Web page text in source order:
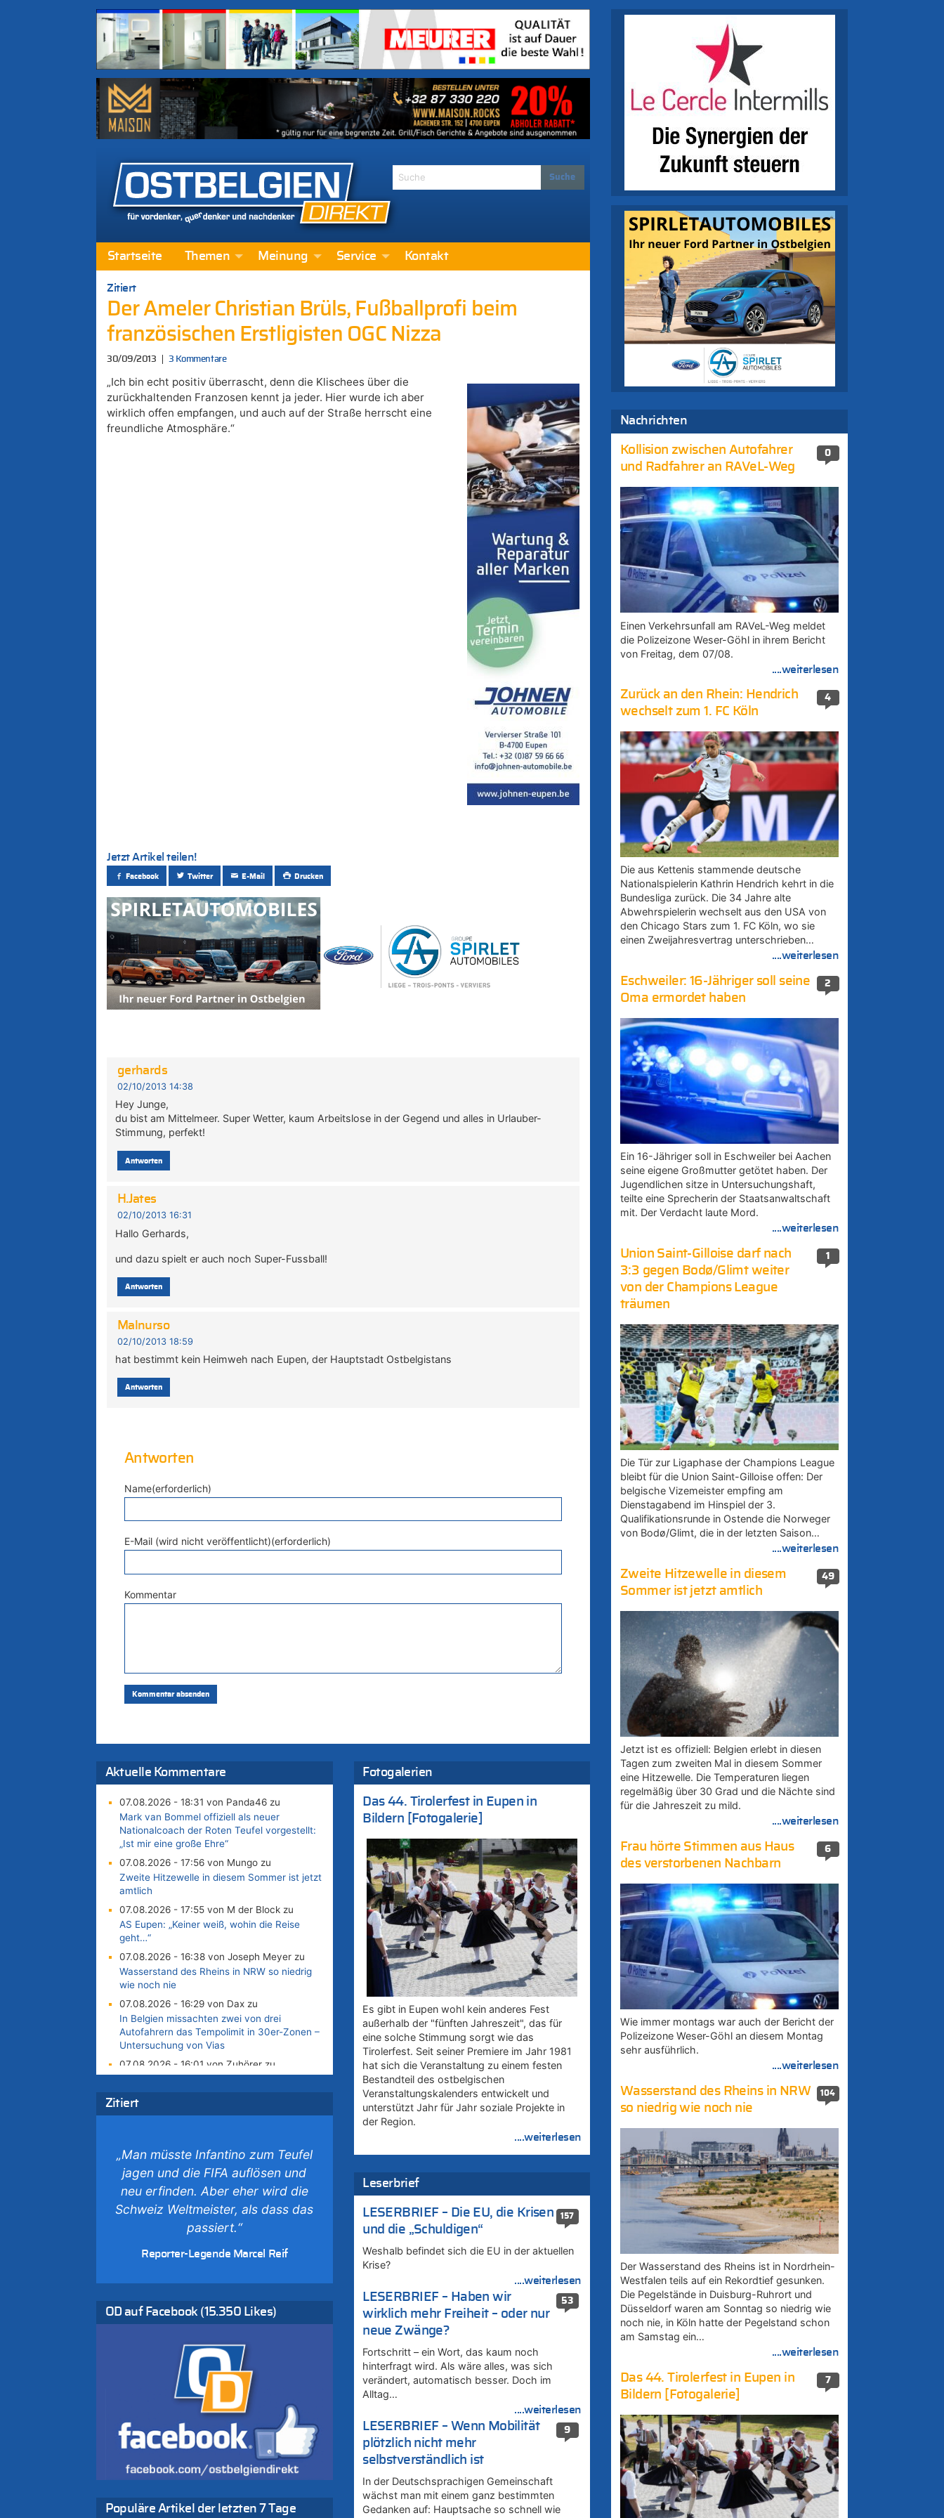
Startseite Themen Meinung Service Kontakt
Zitiert
Der Ameler Christian Brüls, Fußballprofi beim
französischen Erstligisten OGC Nizza
30/09/2013 3 Kommentare
„Ich bin echt positiv überrascht, denn die Klischees über die
zurückhaltenden Franzosen kennt ja jeder. Hier wurde ich aber
wirklich offen empfangen, und auch auf der Straße herrscht eine
freundliche Atmosphäre.“
Jetzt Artikel teilen!
Facebook Twitter E-Mail Drucken
gerhards
02/10/2013 14:38
Hey Junge,
du bist am Mittelmeer. Super Wetter, kaum Arbeitslose in der Gegend und alles in Urlauber-
Stimmung, perfekt!
Antworten
H.Jates
02/10/2013 16:31
Hallo Gerhards,
und dazu spielt er auch noch Super-Fussball!
Antworten
Malnurso
02/10/2013 18:59
hat bestimmt kein Heimweh nach Eupen, der Hauptstadt Ostbelgistans
Antworten
Antworten
Name(erforderlich)
E-Mail (wird nicht veröffentlicht)(erforderlich)
Kommentar
Aktuelle Kommentare
07.08.2026 - 18:31 von Panda46 zu
Mark van Bommel offiziell als neuer
Nationalcoach der Roten Teufel vorgestellt:
„Ist mir eine große Ehre“
07.08.2026 - 17:56 von Mungo zu
Zweite Hitzewelle in diesem Sommer ist jetzt
amtlich
07.08.2026 - 17:55 von M der Block zu
AS Eupen: „Keiner weiß, wohin die Reise
geht…“
07.08.2026 - 16:38 von Joseph Meyer zu
Wasserstand des Rheins in NRW so niedrig
wie noch nie
07.08.2026 - 16:29 von Dax zu
In Belgien missachten zwei von drei
Autofahrern das Tempolimit in 30er-Zonen –
Untersuchung von Vias
07.08.2026 - 16:01 von Zuhörer zu
Autofahrern das Tempolimit in 30er-Zonen –
Untersuchung von Vias
Nationalcoach der Roten Teufel vorgestellt:
„Ist mir eine große Ehre“
07.08.2026 - 15:43 von Hausmeister zu
Wie kam es zur Ceuta-Krise?
07.08.2026 - 15:30 von Soso zu
Aachen ab 11. August wieder Mekka des
Pferdesports – Belgien setzt bei Reit-WM auf
starke Springreiter
Nationalcoach der Roten Teufel vorgestellt:
„Ist mir eine große Ehre“
Kollision zwischen Autofahrer und Radfahrer
an RAVeL-Weg
07.08.2026 - 14:35 von Vorfahrt zu
In Belgien missachten zwei von drei
Autofahrern das Tempolimit in 30er-Zonen –
Untersuchung von Vias
07.08.2026 - 14:33 von Ostbelgien Direkt zu
Offiziell: Van Bommel wird Belgiens
Nationaltrainer
Zurück an den Rhein: Hendrich wechselt
Zitiert
„Man müsste Infantino zum Teufel
jagen und die FIFA auflösen und
neu erfinden. Aber eher wird die
Schweiz Weltmeister, als dass das
passiert.“
Reporter-Legende Marcel Reif
OD auf Facebook (15.350 Likes)
Populäre Artikel der letzten 7 Tage
Fotogalerien
Das 44. Tirolerfest in Eupen in
Bildern [Fotogalerie]
Es gibt in Eupen wohl kein anderes Fest
außerhalb der "fünften Jahreszeit", das für
eine solche Stimmung sorgt wie das
Tirolerfest. Seit seiner Premiere im Jahr 1981
hat sich die Veranstaltung zu einem festen
Bestandteil des ostbelgischen
Veranstaltungskalenders entwickelt und
unterstützt Jahr für Jahr soziale Projekte in
der Region.
....weiterlesen
Leserbrief
157
LESERBRIEF – Die EU, die Krisen
und die „Schuldigen“
Weshalb befindet sich die EU in der aktuellen
Krise?
....weiterlesen
53
LESERBRIEF – Haben wir
wirklich mehr Freiheit – oder nur
neue Zwänge?
Fortschritt – ein Wort, das kaum noch
hinterfragt wird. Als wäre alles, was sich
verändert, automatisch besser. Doch im
Alltag…
....weiterlesen
9
LESERBRIEF – Wenn Mobilität
plötzlich nicht mehr
selbstverständlich ist
In der Deutschsprachigen Gemeinschaft
wächst man mit einem ganz bestimmten
Gedanken auf: Hauptsache so schnell wie
Nachrichten
0
Kollision zwischen Autofahrer
und Radfahrer an RAVeL-Weg
Einen Verkehrsunfall am RAVeL-Weg meldet
die Polizeizone Weser-Göhl in ihrem Bericht
von Freitag, dem 07/08.
....weiterlesen
4
Zurück an den Rhein: Hendrich
wechselt zum 1. FC Köln
Die aus Kettenis stammende deutsche
Nationalspielerin Kathrin Hendrich kehrt in die
Bundesliga zurück. Die 34 Jahre alte
Abwehrspielerin wechselt aus den USA von
den Chicago Stars zum 1. FC Köln, wo sie
einen Zweijahresvertrag unterschrieben…
....weiterlesen
2
Eschweiler: 16-Jähriger soll seine
Oma ermordet haben
Ein 16-Jähriger soll in Eschweiler bei Aachen
seine eigene Großmutter getötet haben. Der
Jugendlichen sitze in Untersuchungshaft,
teilte eine Sprecherin der Staatsanwaltschaft
mit. Der Verdacht laute Mord.
....weiterlesen
1
Union Saint-Gilloise darf nach
3:3 gegen Bodø/Glimt weiter
von der Champions League
träumen
Die Tür zur Ligaphase der Champions League
bleibt für die Union Saint-Gilloise offen: Der
belgische Vizemeister empfing am
Dienstagabend im Hinspiel der 3.
Qualifikationsrunde in Ostende die Norweger
von Bodø/Glimt, die in der letzten Saison…
....weiterlesen
49
Zweite Hitzewelle in diesem
Sommer ist jetzt amtlich
Jetzt ist es offiziell: Belgien erlebt in diesen
Tagen zum zweiten Mal in diesem Sommer
eine Hitzewelle. Die Temperaturen liegen
regelmäßig über 30 Grad und die Nächte sind
für die Jahreszeit zu mild.
....weiterlesen
6
Frau hörte Stimmen aus Haus
des verstorbenen Nachbarn
Wie immer montags war auch der Bericht der
Polizeizone Weser-Göhl an diesem Montag
sehr ausführlich.
....weiterlesen
104
Wasserstand des Rheins in NRW
so niedrig wie noch nie
Der Wasserstand des Rheins ist in Nordrhein-
Westfalen teils auf ein Rekordtief gesunken.
Die Pegelstände in Duisburg-Ruhrort und
Düsseldorf waren am Sonntag so niedrig wie
noch nie, in Köln hatte der Pegelstand schon
am Samstag ein…
....weiterlesen
7
Das 44. Tirolerfest in Eupen in
Bildern [Fotogalerie]